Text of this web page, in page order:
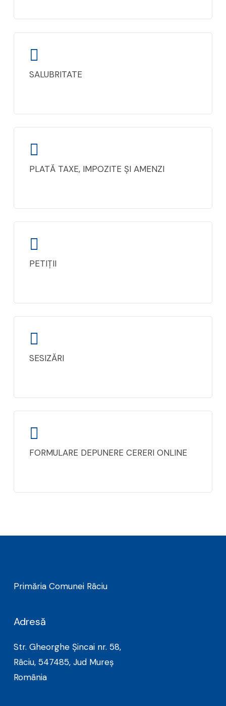
SALUBRITATE
PLATĂ TAXE, IMPOZITE ȘI AMENZI
PETIȚII
SESIZĂRI
FORMULARE DEPUNERE CERERI ONLINE
Primăria Comunei Râciu
Adresă
Str. Gheorghe Șincai nr. 58,
Râciu, 547485, Jud Mureș
România